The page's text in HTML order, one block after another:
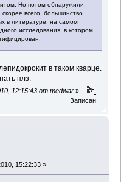
Но потом обнаружили,
всего, большинство
в литературе, на самом
исследования, в котором
в таком кварце.
плз.
12:15:43 от medwar »
Записан
15:22:33 »